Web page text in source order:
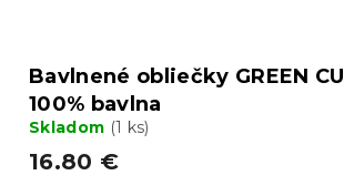
Bavlnené obliečky GREEN
100% bavlna
Skladom (1 ks)
16.80 €